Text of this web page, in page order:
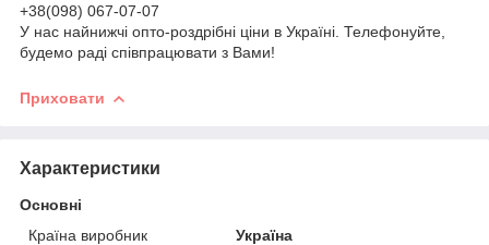
+38(098) 067-07-07
У нас найнижчі опто-роздрібні ціни в Україні. Телефонуйте,
будемо раді співпрацювати з Вами!
Приховати
Характеристики
Основні
Країна виробник
Україна